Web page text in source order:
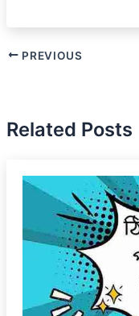
PREVIOUS
Related Posts